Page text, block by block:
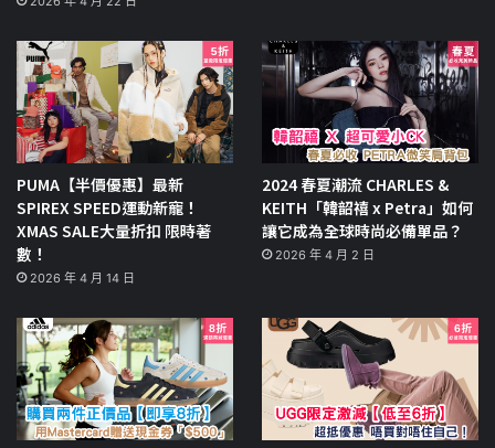
PUMA【半價優惠】最新
SPIREX SPEED運動新寵！
XMAS SALE大量折扣 限時著
數！
2026 年 4 月 14 日
2024 春夏潮流 CHARLES &
KEITH「韓韶禧 x Petra」如何
讓它成為全球時尚必備單品？
2026 年 4 月 2 日